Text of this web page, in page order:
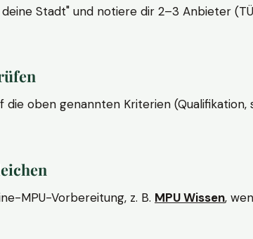
Stadt" und notiere dir 2–3 Anbieter
oben genannten Kriterien (Qualifikation,
MPU-Vorbereitung, z. B. MPU Wissen,